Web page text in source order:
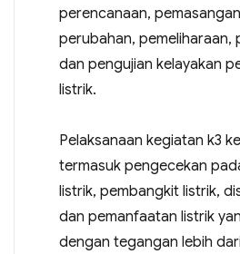
perencanaan,
perubahan, pemeliharaan,
dan pengujian kelayakan
listrik.
Pelaksanaan kegiatan k3
termasuk pengecekan
listrik, pembangkit listrik,
dan pemanfaatan listrik
dengan tegangan lebih